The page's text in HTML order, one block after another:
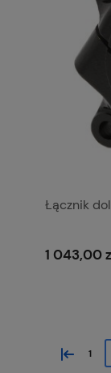
Łącznik
1 043,00
« 1